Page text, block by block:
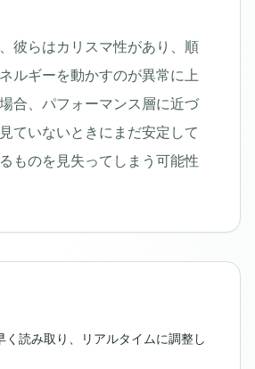
彼らはカリスマ性があり、順
ルギーを動かすのが異常に上
合、パフォーマンス層に近づ
ていないときにまだ安定して
ものを見失ってしまう可能性
く読み取り、リアルタイムに調整し